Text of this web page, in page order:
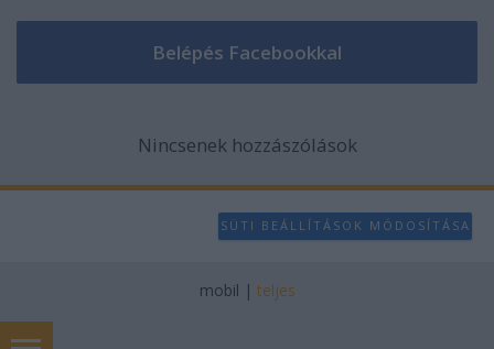
Nincsenek hozzászólások
SÜTI BEÁLLÍTÁSOK MÓDOSÍTÁSA
mobil | teljes